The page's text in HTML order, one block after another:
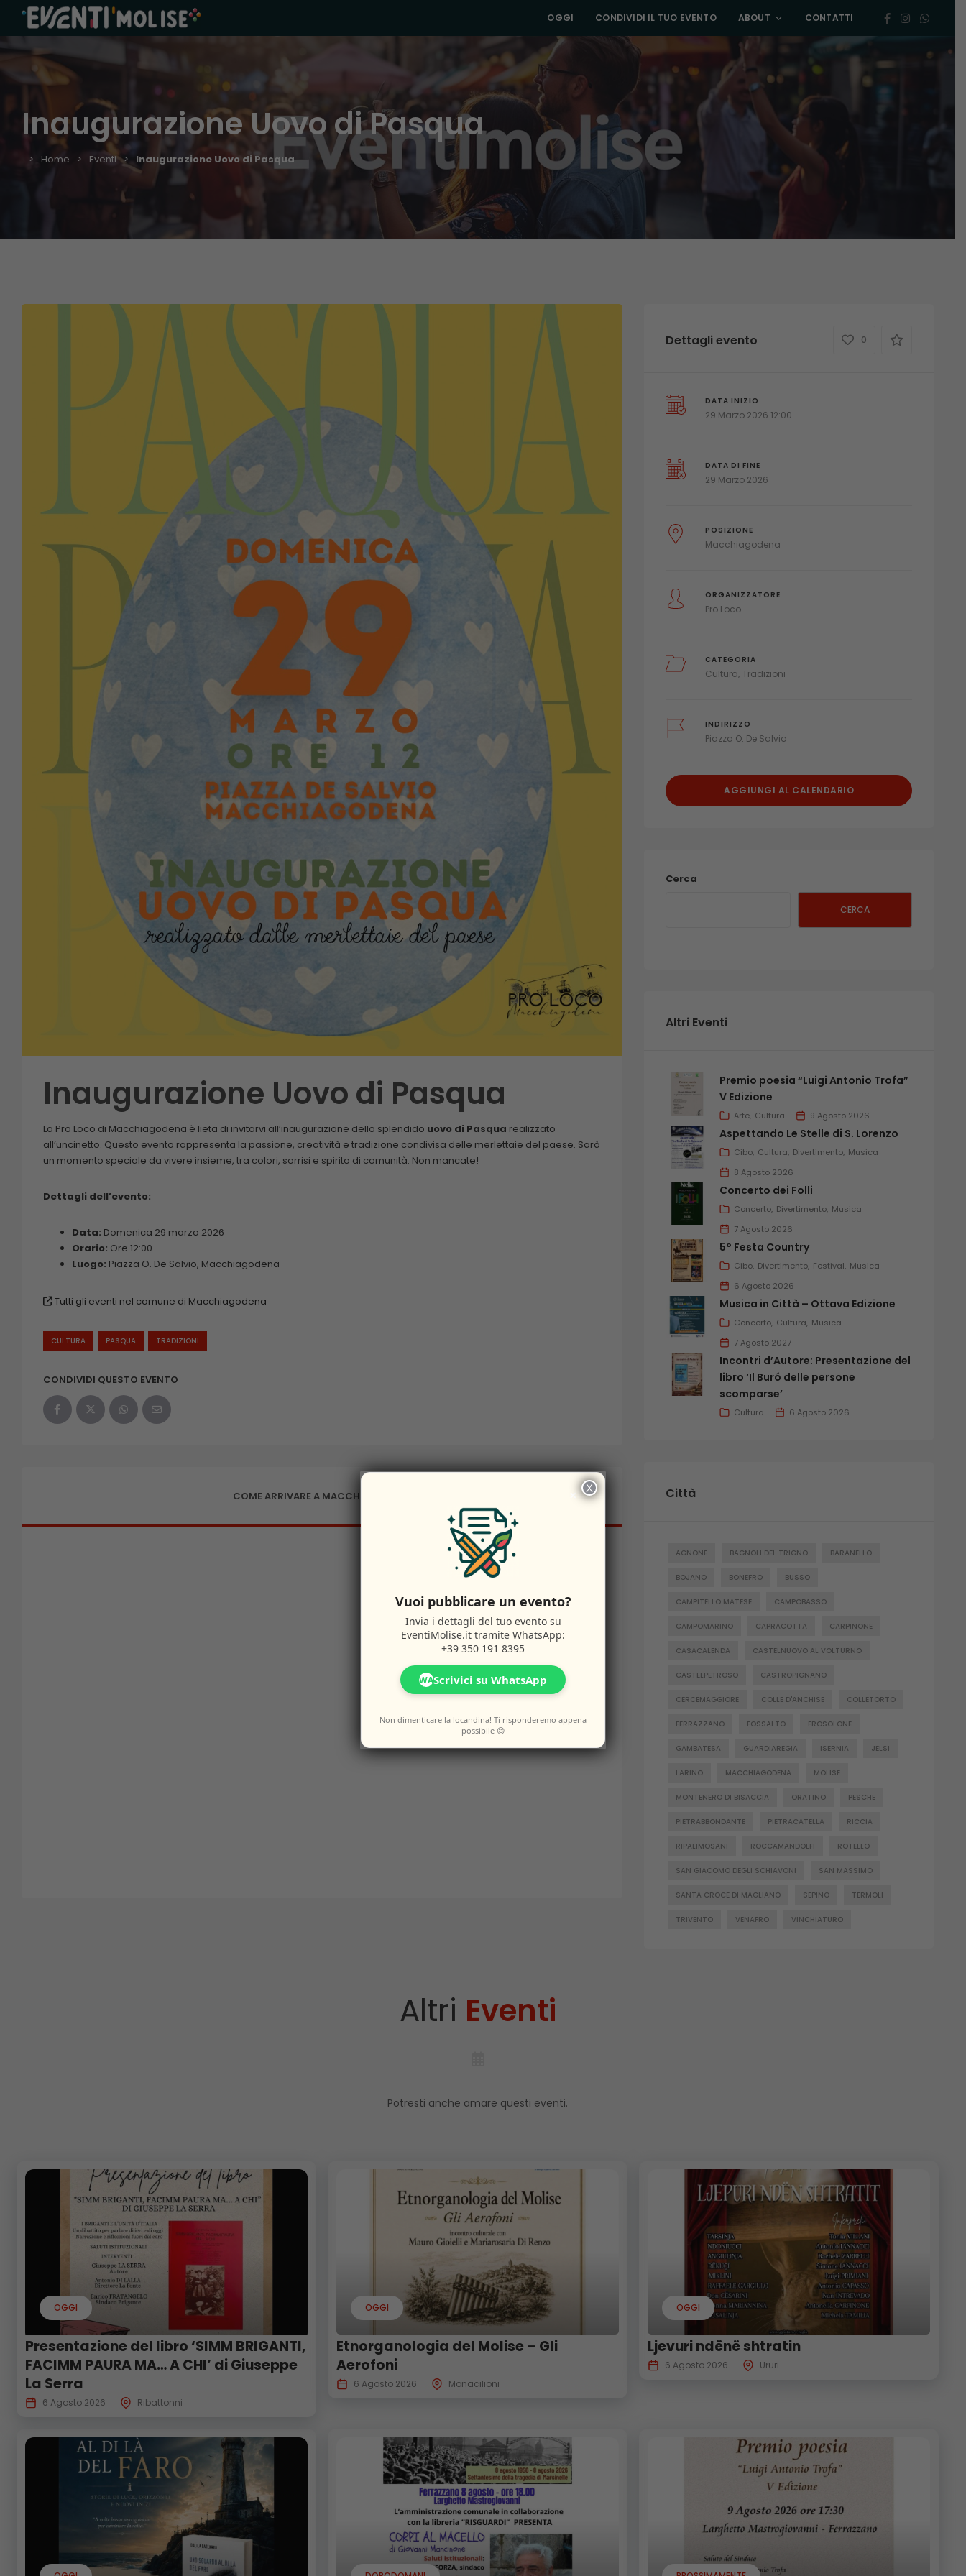
OGGI CONDIVIDI IL TUO EVENTO ABOUT CONTATTI
Inaugurazione Uovo di Pasqua
Home Eventi Inaugurazione Uovo di Pasqua
Inaugurazione Uovo di Pasqua
La Pro Loco di Macchiagodena è lieta di invitarvi all’inaugurazione dello splendido uovo di Pasqua realizzato
all’uncinetto. Questo evento rappresenta la passione, creatività e tradizione condivisa delle merlettaie del paese. Sarà
un momento speciale da vivere insieme, tra colori, sorrisi e spirito di comunità. Non mancate!
Dettagli dell’evento:
Data: Domenica 29 marzo 2026
Orario: Ore 12:00
Luogo: Piazza O. De Salvio, Macchiagodena
Tutti gli eventi nel comune di Macchiagodena
CULTURA PASQUA TRADIZIONI
CONDIVIDI QUESTO EVENTO
COME ARRIVARE A MACCHIAGODENA
Dettagli evento 0
DATA INIZIO
29 Marzo 2026 12:00
DATA DI FINE
29 Marzo 2026
POSIZIONE
Macchiagodena
ORGANIZZATORE
Pro Loco
CATEGORIA
Cultura Tradizioni
INDIRIZZO
Piazza O. De Salvio
AGGIUNGI AL CALENDARIO
Cerca
CERCA
Altri Eventi
Premio poesia “Luigi Antonio Trofa”
V Edizione
Arte Cultura 9 Agosto 2026
Aspettando Le Stelle di S. Lorenzo
Cibo Cultura Divertimento Musica
8 Agosto 2026
Concerto dei Folli
Concerto Divertimento Musica
7 Agosto 2026
5° Festa Country
Cibo Divertimento Festival Musica
6 Agosto 2026
Musica in Città – Ottava Edizione
Concerto Cultura Musica
7 Agosto 2027
Incontri d’Autore: Presentazione del
libro ‘Il Buró delle persone
scomparse’
Cultura 6 Agosto 2026
Città
AGNONE BAGNOLI DEL TRIGNO BARANELLO
BOJANO BONEFRO BUSSO
CAMPITELLO MATESE CAMPOBASSO
CAMPOMARINO CAPRACOTTA CARPINONE
CASACALENDA CASTELNUOVO AL VOLTURNO
CASTELPETROSO CASTROPIGNANO
CERCEMAGGIORE COLLE D'ANCHISE COLLETORTO
FERRAZZANO FOSSALTO FROSOLONE
GAMBATESA GUARDIAREGIA ISERNIA JELSI
LARINO MACCHIAGODENA MOLISE
MONTENERO DI BISACCIA ORATINO PESCHE
PIETRABBONDANTE PIETRACATELLA RICCIA
RIPALIMOSANI ROCCAMANDOLFI ROTELLO
SAN GIACOMO DEGLI SCHIAVONI SAN MASSIMO
SANTA CROCE DI MAGLIANO SEPINO TERMOLI
TRIVENTO VENAFRO VINCHIATURO
Altri Eventi
Potresti anche amare questi eventi.
OGGI
Presentazione del libro ‘SIMM BRIGANTI,
FACIMM PAURA MA… A CHI’ di Giuseppe
La Serra
6 Agosto 2026 Ribattonni
OGGI
Etnorganologia del Molise – Gli
Aerofoni
6 Agosto 2026 Monacilioni
OGGI
Ljevuri ndënë shtratin
6 Agosto 2026 Ururi
×
Vuoi pubblicare un evento?
Invia i dettagli del tuo evento su
EventiMolise.it tramite WhatsApp:
+39 350 191 8395
WAScrivici su WhatsApp
Non dimenticare la locandina! Ti risponderemo appena
possibile 😊
X